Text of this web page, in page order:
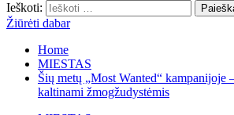
Ieškoti:
Žiūrėti dabar
Home
MIESTAS
Šių metų „Most Wanted“ kampanijoje
kaltinami žmogžudystėmis